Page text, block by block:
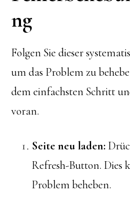
ng
Folgen Sie dieser
um das Problem zu
dem einfachsten Schritt
voran.
Seite neu laden:
Refresh-Button. Dies
Problem beheben.